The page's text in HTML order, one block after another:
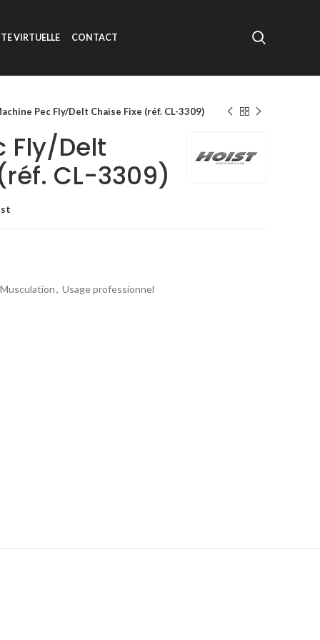
VIRTUELLE CONTACT
Pec Fly/Delt Chaise Fixe (réf. CL-3309)
Fly/Delt
CL-3309)
Musculation, Usage professionnel